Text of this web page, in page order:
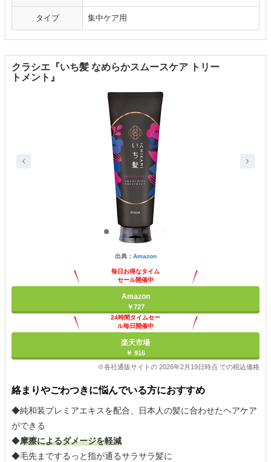
タイプ 集中ケア用
クラシエ『いち髪 なめらかスムースケア トリー
トメント』
出典： Amazon
毎日お得なタイム
セール開催中
Amazon
￥727
24時間タイムセー
ル毎日開催中
楽天市場
￥ 916
※各社通販サイトの 2026年2月19日時点 での税込価格
絡まりやごわつきに悩んでいる方におすすめ
◆純和装プレミアエキスを配合、日本人の髪に合わせたヘアケア
ができる
◆摩擦によるダメージを軽減
◆毛先までするっと指が通るサラサラ髪に